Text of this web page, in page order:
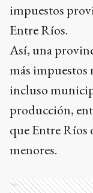
impuestos
Entre Ríos.
Así, una
más impuestos
incluso
producción,
que Entre Ríos
menores.
Ads